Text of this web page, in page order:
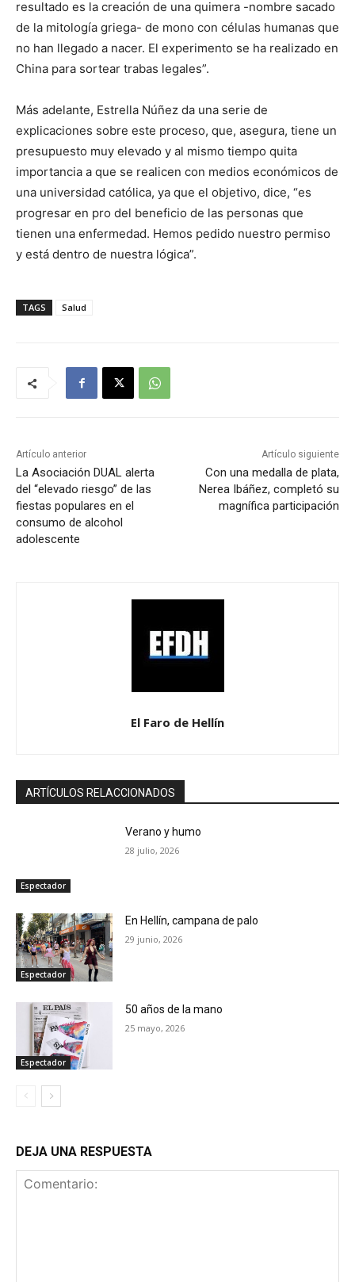
resultado es la creación de una quimera -nombre sacado
de la mitología griega- de mono con células humanas que
no han llegado a nacer. El experimento se ha realizado en
China para sortear trabas legales”.
Más adelante, Estrella Núñez da una serie de
explicaciones sobre este proceso, que, asegura, tiene un
presupuesto muy elevado y al mismo tiempo quita
importancia a que se realicen con medios económicos de
una universidad católica, ya que el objetivo, dice, “es
progresar en pro del beneficio de las personas que
tienen una enfermedad. Hemos pedido nuestro permiso
y está dentro de nuestra lógica”.
TAGS Salud
Artículo anterior
La Asociación DUAL alerta
del “elevado riesgo” de las
fiestas populares en el
consumo de alcohol
adolescente
Artículo siguiente
Con una medalla de plata,
Nerea Ibáñez, completó su
magnífica participación
El Faro de Hellín
ARTÍCULOS RELACCIONADOS
Espectador
Verano y humo
28 julio, 2026
Espectador
En Hellín, campana de palo
29 junio, 2026
Espectador
50 años de la mano
25 mayo, 2026
DEJA UNA RESPUESTA